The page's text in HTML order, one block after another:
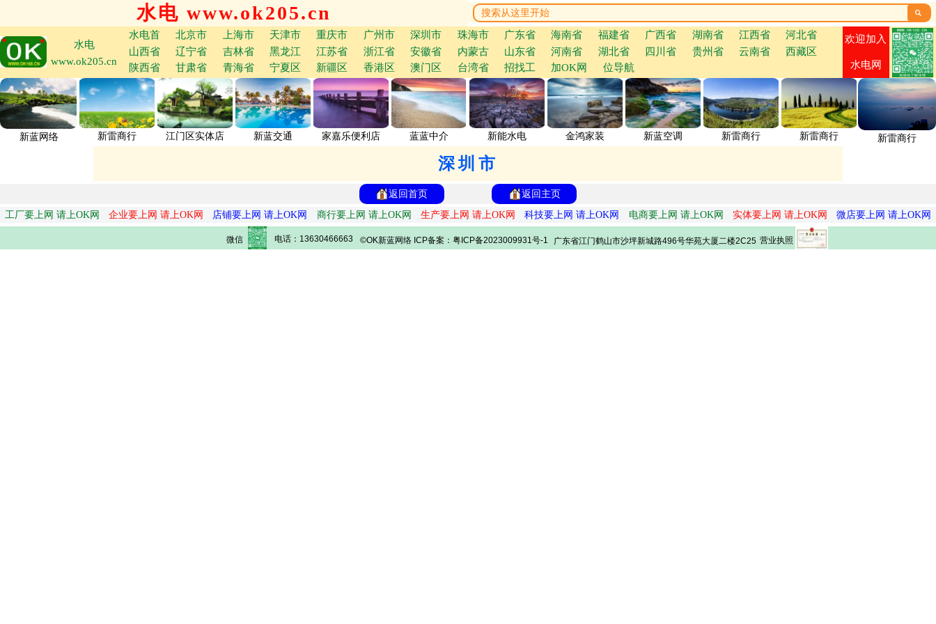
水电 www.ok205.cn 
水电
www.ok205.cn
水电首 北京市 上海市 天津市 重庆市 广州市 深圳市 珠海市 广东省 海南省 福建省 广西省 湖南省 江西省
河北省
山西省
辽宁省 吉林省 黑龙江 江苏省 浙江省 安徽省 内蒙古 山东省 河南省 湖北省 四川省 贵州省 云南省
西藏区
陕西省
甘肃省 青海省 宁夏区 新疆区 香港区 澳门区 台湾省 招找工 加OK网 位导航
欢迎加入
水电网
新蓝网络 新雷商行 江门区实体店 新蓝交通 家嘉乐便利店 蓝蓝中介 新能水电 金鸿家装 新蓝空调 新雷商行 新雷商行 新雷商行
深圳市
返回首页
返回主页
工厂要上网 请上OK网
企业要上网 请上OK网 店铺要上网 请上OK网 商行要上网 请上OK网 生产要上网 请上OK网 科技要上网 请上OK网 电商要上网 请上OK网 实体要上网 请上OK网 微店要上网 请上OK网
微信 电话：13630466663 ©OK新蓝网络 ICP备案：粤ICP备2023009931号-1 广东省江门鹤山市沙坪新城路496号华苑大厦二楼2C25 营业执照